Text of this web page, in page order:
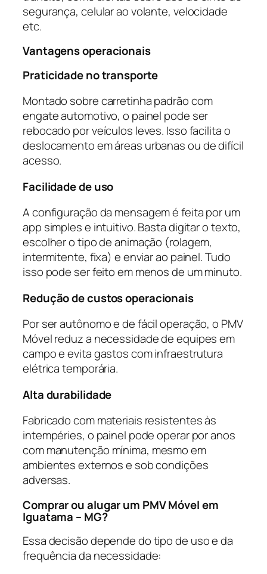
segurança, celular ao volante, velocidade
etc.
Vantagens operacionais
Praticidade no transporte
Montado sobre carretinha padrão com
engate automotivo, o painel pode ser
rebocado por veículos leves. Isso facilita o
deslocamento em áreas urbanas ou de difícil
acesso.
Facilidade de uso
A configuração da mensagem é feita por um
app simples e intuitivo. Basta digitar o texto,
escolher o tipo de animação (rolagem,
intermitente, fixa) e enviar ao painel. Tudo
isso pode ser feito em menos de um minuto.
Redução de custos operacionais
Por ser autônomo e de fácil operação, o PMV
Móvel reduz a necessidade de equipes em
campo e evita gastos com infraestrutura
elétrica temporária.
Alta durabilidade
Fabricado com materiais resistentes às
intempéries, o painel pode operar por anos
com manutenção mínima, mesmo em
ambientes externos e sob condições
adversas.
Comprar ou alugar um PMV Móvel em
Iguatama – MG?
Essa decisão depende do tipo de uso e da
frequência da necessidade: